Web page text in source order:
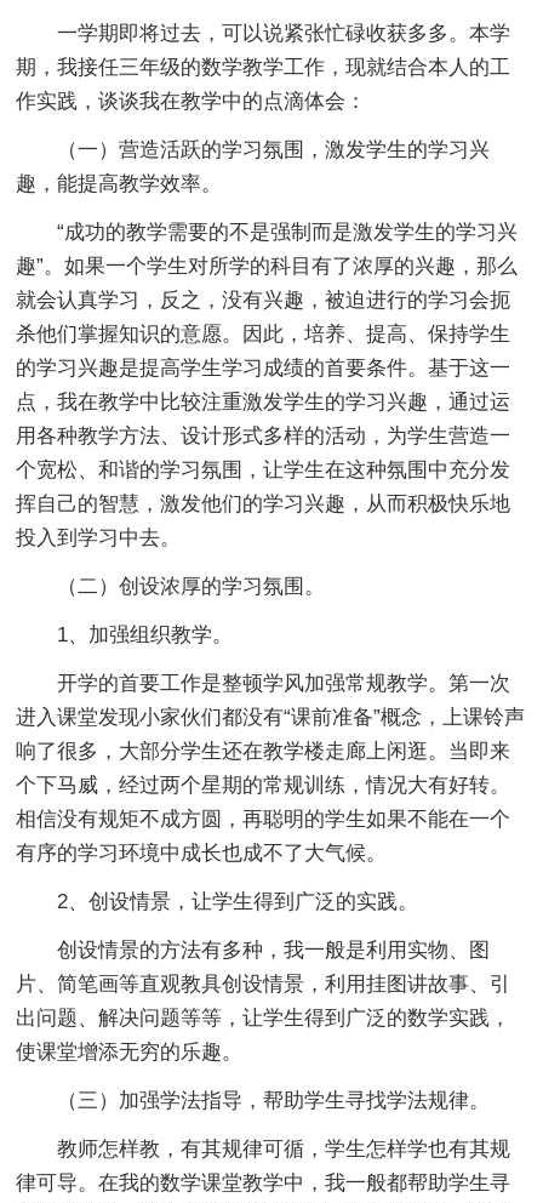
一学期即将过去，可以说紧张忙碌收获多多。本学
期，我接任三年级的数学教学工作，现就结合本人的工
作实践，谈谈我在教学中的点滴体会：
（一）营造活跃的学习氛围，激发学生的学习兴
趣，能提高教学效率。
“成功的教学需要的不是强制而是激发学生的学习兴
趣”。如果一个学生对所学的科目有了浓厚的兴趣，那么
就会认真学习，反之，没有兴趣，被迫进行的学习会扼
杀他们掌握知识的意愿。因此，培养、提高、保持学生
的学习兴趣是提高学生学习成绩的首要条件。基于这一
点，我在教学中比较注重激发学生的学习兴趣，通过运
用各种教学方法、设计形式多样的活动，为学生营造一
个宽松、和谐的学习氛围，让学生在这种氛围中充分发
挥自己的智慧，激发他们的学习兴趣，从而积极快乐地
投入到学习中去。
（二）创设浓厚的学习氛围。
1、加强组织教学。
开学的首要工作是整顿学风加强常规教学。第一次
进入课堂发现小家伙们都没有“课前准备”概念，上课铃声
响了很多，大部分学生还在教学楼走廊上闲逛。当即来
个下马威，经过两个星期的常规训练，情况大有好转。
相信没有规矩不成方圆，再聪明的学生如果不能在一个
有序的学习环境中成长也成不了大气候。
2、创设情景，让学生得到广泛的实践。
创设情景的方法有多种，我一般是利用实物、图
片、简笔画等直观教具创设情景，利用挂图讲故事、引
出问题、解决问题等等，让学生得到广泛的数学实践，
使课堂增添无穷的乐趣。
（三）加强学法指导，帮助学生寻找学法规律。
教师怎样教，有其规律可循，学生怎样学也有其规
律可导。在我的数学课堂教学中，我一般都帮助学生寻